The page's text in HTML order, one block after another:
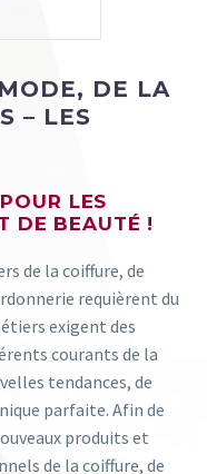
DE LA
– LES
LES
DE BEAUTÉ !
de la coiffure, de
requièrent du
exigent des
courants de la
tendances, de
parfaite. Afin de
produits et
de la coiffure, de